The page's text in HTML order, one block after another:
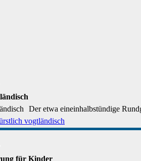
Der etwa eineinhalbstündige
vogtländisch
für Kinder